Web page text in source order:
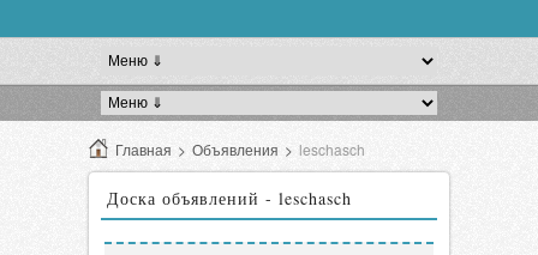
Главная > Объявления > leschasch
Доска объявлений - leschasch